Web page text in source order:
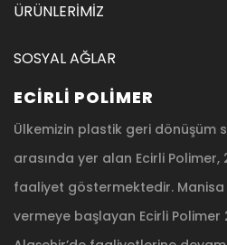
ÜRÜNLERİMİZ
SOSYAL AĞLAR
ECİRLİ POLİMER
Ülkemizin plastik geri dönüşüm
arasında yer alan Ecirli Polimer,
faaliyet göstermektedir. Manisa
vermeye başlayan Ecirli Polimer